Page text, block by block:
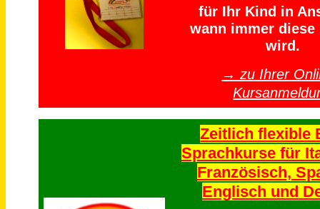
für Ihr Kind in
wann immer diese
wird.
→ zu Ihrer
Zeitlich flexible
Sprachkurse für
Französisch,
Englisch und